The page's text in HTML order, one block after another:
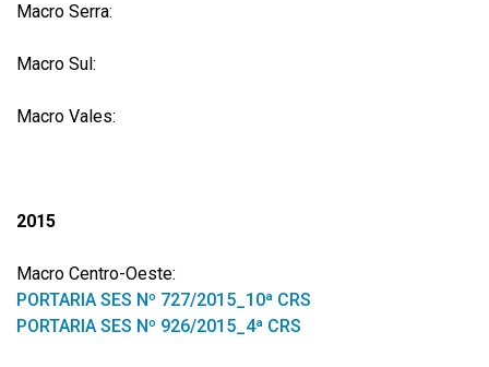
Macro Serra:
Macro Sul:
Macro Vales:
2015
Macro Centro-Oeste:
PORTARIA SES Nº 727/2015_10ª CRS
PORTARIA SES Nº 926/2015_4ª CRS